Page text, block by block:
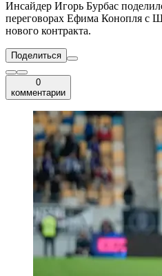
Инсайдер Игорь Бурбас
переговорах Ефима Конопля с
нового контракта.
Поделиться
0
комментарии